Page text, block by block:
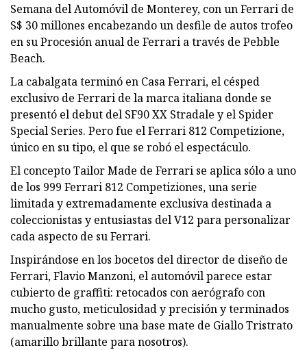
Semana del Automóvil de Monterey, con un Ferrari de
S$ 30 millones encabezando un desfile de autos trofeo
en su Procesión anual de Ferrari a través de Pebble
Beach.
La cabalgata terminó en Casa Ferrari, el césped
exclusivo de Ferrari de la marca italiana donde se
presentó el debut del SF90 XX Stradale y el Spider
Special Series. Pero fue el Ferrari 812 Competizione,
único en su tipo, el que se robó el espectáculo.
El concepto Tailor Made de Ferrari se aplica sólo a uno
de los 999 Ferrari 812 Competiziones, una serie
limitada y extremadamente exclusiva destinada a
coleccionistas y entusiastas del V12 para personalizar
cada aspecto de su Ferrari.
Inspirándose en los bocetos del director de diseño de
Ferrari, Flavio Manzoni, el automóvil parece estar
cubierto de graffiti: retocados con aerógrafo con
mucho gusto, meticulosidad y precisión y terminados
manualmente sobre una base mate de Giallo Tristrato
(amarillo brillante para nosotros).